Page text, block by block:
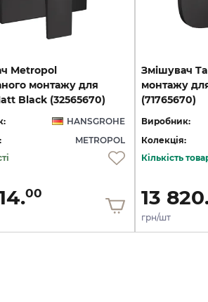
Metropol
монтажу для
Black (32565670)
HANSGROHE
METROPOL
00
Змішувач
монтажу
(71765670)
Виробник:
Колекція:
Кількість
13
грн/шт